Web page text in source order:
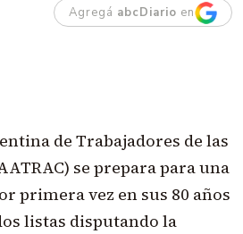
Agregá abcDiario en
de Trabajadores de las
se prepara para una
primera vez en sus 80 años
listas disputando la